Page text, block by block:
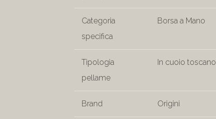
Categoria
specifica
Borsa a Mano
Tipologia
pellame
In cuoio toscano
Brand Origini